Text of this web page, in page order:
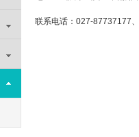
联系电话：027-87737177